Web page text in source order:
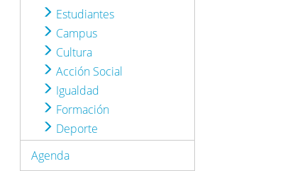
Estudiantes
Campus
Cultura
Acción Social
Igualdad
Formación
Deporte
Agenda